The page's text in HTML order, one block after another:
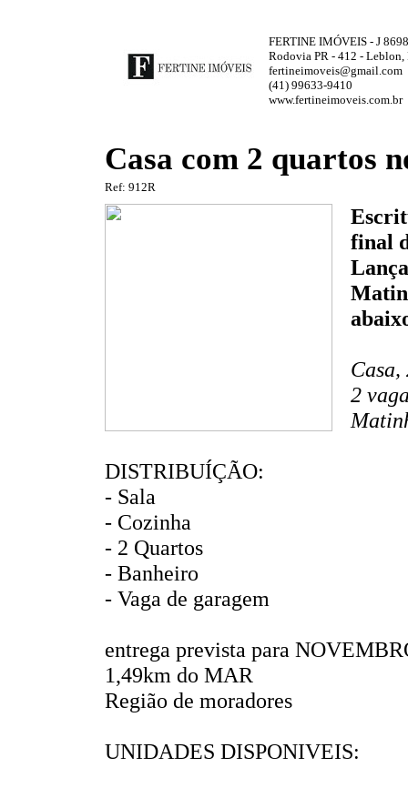
FERTINE IMÓVEIS - J 8698
Rodovia PR - 412 - Leblon,
fertineimoveis@gmail.com
(41) 99633-9410
www.fertineimoveis.com.br
Casa com 2 quartos
Ref: 912R
final
2
DISTRIBUÍÇÃO:
- Sala
- Cozinha
- 2 Quartos
- Banheiro
- Vaga de garagem
entrega prevista para
1,49km do MAR
Região de moradores
UNIDADES DISPONIVEIS: